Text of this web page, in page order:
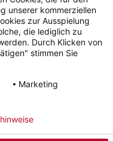
Lieferfristen
LinkedIn
unserer kommerziellen
zur Ausspielung
die lediglich zu
Durch Klicken von
stimmen Sie
Marketing